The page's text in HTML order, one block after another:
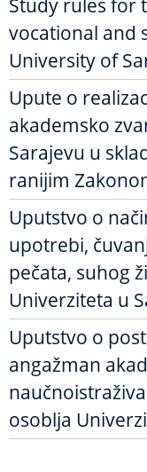
Study rules for
vocational and
University of
Upute o
akademsko
Sarajevu u
ranijim
Uputstvo o
upotrebi,
pečata, suhog
Univerziteta u
Uputstvo o
angažman
osoblja